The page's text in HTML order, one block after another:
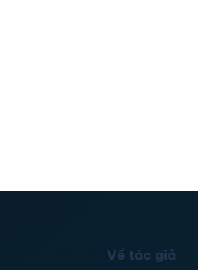
Về tác giả